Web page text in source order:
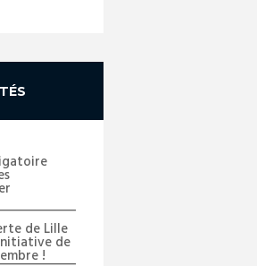
de Lille
de
!